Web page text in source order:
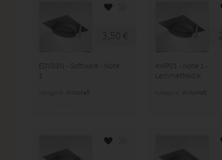
3,50 €
EDV03N - Software - Note
1
Wirtschaft
AWP01 - Note 1 -
Lernmethodik
Wirtschaft